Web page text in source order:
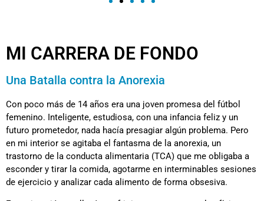
MI CARRERA DE FONDO
Una Batalla contra la Anorexia
Con poco más de 14 años era una joven promesa del fútbol
femenino. Inteligente, estudiosa, con una infancia feliz y un
futuro prometedor, nada hacía presagiar algún problema. Pero
en mi interior se agitaba el fantasma de la anorexia, un
trastorno de la conducta alimentaria (TCA) que me obligaba a
esconder y tirar la comida, agotarme en interminables sesiones
de ejercicio y analizar cada alimento de forma obsesiva.